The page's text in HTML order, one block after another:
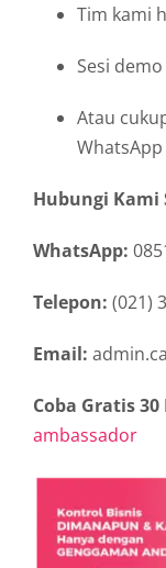
Tim kami
Sesi
Atau
Hubungi Kami
WhatsApp:
Telepon: (021)
Email:
Coba Gratis 30
ambassador